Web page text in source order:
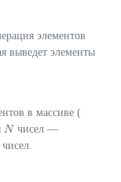
элементов
выведет элементы
в массиве (
N
N чисел —